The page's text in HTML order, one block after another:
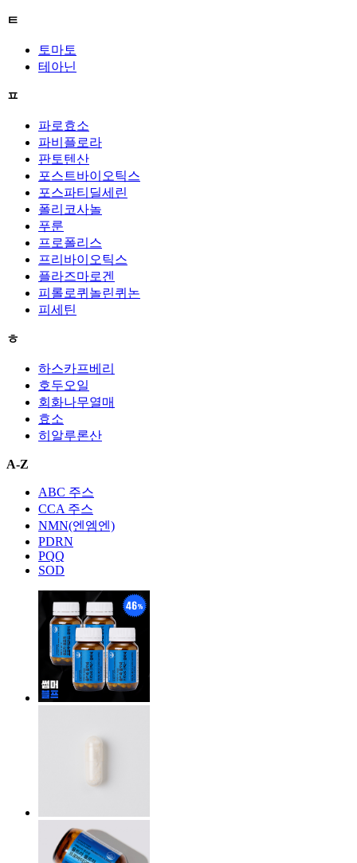
ㅌ
토마토
테아닌
ㅍ
파로효소
파비플로라
판토텐산
포스트바이오틱스
포스파티딜세린
폴리코사놀
푸룬
프로폴리스
프리바이오틱스
플라즈마로겐
피롤로퀴놀린퀴논
피세틴
ㅎ
하스카프베리
호두오일
회화나무열매
효소
히알루론산
A-Z
ABC 주스
CCA 주스
NMN(엔엠엔)
PDRN
PQQ
SOD